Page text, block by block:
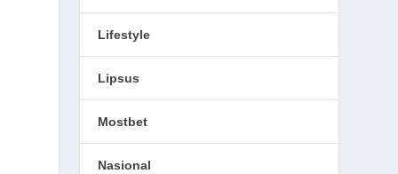
Lifestyle
Lipsus
Mostbet
Nasional